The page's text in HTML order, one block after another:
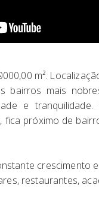
m².
bairros mais
e
próximo de
crescimento
restaurantes,